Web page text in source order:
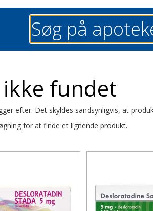
fundet
efter. Det skyldes sandsynligvis, at
for at finde et lignende produkt.